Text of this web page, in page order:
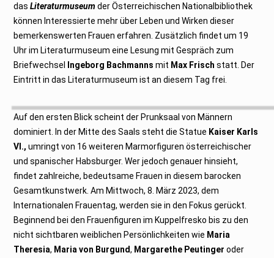
dasLiteraturmuseumder Österreichischen Nationalbibliothek
können Interessierte mehr über Leben und Wirken dieser
bemerkenswerten Frauen erfahren. Zusätzlich findet um 19
Uhr im Literaturmuseum eine Lesung mit Gespräch zum
Briefwechsel
Ingeborg Bachmanns mit Max Frisch statt. Der
Eintritt in das Literaturmuseum ist an diesem Tag frei.
Auf den ersten Blick scheint der Prunksaal von Männern
dominiert. In der Mitte des Saals steht die Statue Kaiser Karls
VI., umringt von 16 weiteren Marmorfiguren österreichischer
und spanischer Habsburger. Wer jedoch genauer hinsieht,
findet zahlreiche, bedeutsame Frauen in diesem barocken
Gesamtkunstwerk. Am Mittwoch, 8. März 2023, dem
Internationalen Frauentag, werden sie in den Fokus gerückt.
Beginnend bei den Frauenfiguren im Kuppelfresko bis zu den
nicht sichtbaren weiblichen Persönlichkeiten wie Maria
Theresia, Maria von Burgund, Margarethe Peutinger oder